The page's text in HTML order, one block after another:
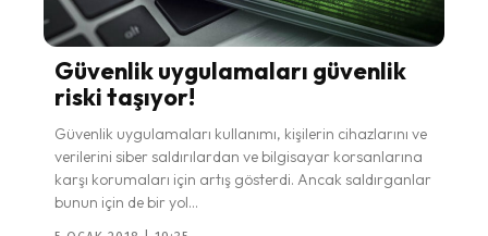
Güvenlik uygulamaları güvenlik
riski taşıyor!
Güvenlik uygulamaları kullanımı, kişilerin cihazlarını ve
verilerini siber saldırılardan ve bilgisayar korsanlarına
karşı korumaları için artış gösterdi. Ancak saldırganlar
bunun için de bir yol...